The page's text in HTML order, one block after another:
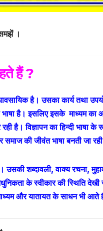
।
हैं ?
है। उसका कार्य तथा
भाषा है। इसलिए इसके माध्यम का
विज्ञापन का हिन्दी भाषा के
की जीवंत भाषा बनती जा
शब्दावली, वाक्य रचना,
के स्वीकार की स्थिति
और यातायत के साधन भी